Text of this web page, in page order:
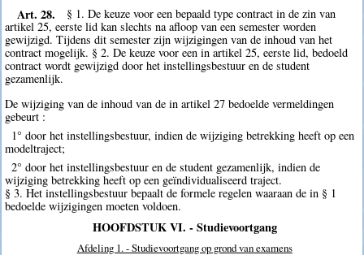
Art. 28.
§ 1. De keuze voor een bepaald type contract in de zin van
artikel 25, eerste lid kan slechts na afloop van een semester worden
gewijzigd. Tijdens dit semester zijn wijzigingen van de inhoud van het
contract mogelijk. § 2. De keuze voor een in artikel 25, eerste lid, bedoeld
contract wordt gewijzigd door het instellingsbestuur en de student
gezamenlijk.
De wijziging van de inhoud van de in artikel 27 bedoelde vermeldingen
gebeurt :
1° door het instellingsbestuur, indien de wijziging betrekking heeft op een
modeltraject;
2° door het instellingsbestuur en de student gezamenlijk, indien de
wijziging betrekking heeft op een geïndividualiseerd traject.
§ 3. Het instellingsbestuur bepaalt de formele regelen waaraan de in § 1
bedoelde wijzigingen moeten voldoen.
HOOFDSTUK VI. - Studievoortgang
Afdeling 1. - Studievoortgang op grond van examens